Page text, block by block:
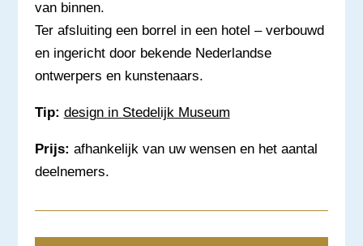
van binnen.
Ter afsluiting een borrel in een hotel – verbouwd
en ingericht door bekende Nederlandse
ontwerpers en kunstenaars.
Tip: design in Stedelijk Museum
Prijs: afhankelijk van uw wensen en het aantal
deelnemers.